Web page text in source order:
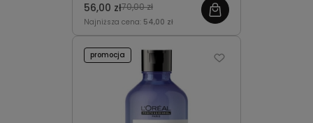
zapewniając miękkość oraz
kontrolę nad fryzurą.
56,00 zł70,00 zł
Najniższa cena: 54,00 zł
promocja